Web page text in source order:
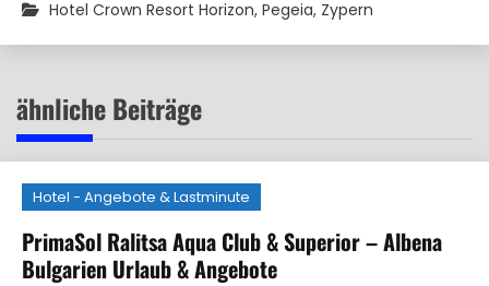
Hotel Crown Resort Horizon, Pegeia, Zypern
ähnliche Beiträge
Hotel - Angebote & Lastminute
PrimaSol Ralitsa Aqua Club & Superior – Albena
Bulgarien Urlaub & Angebote